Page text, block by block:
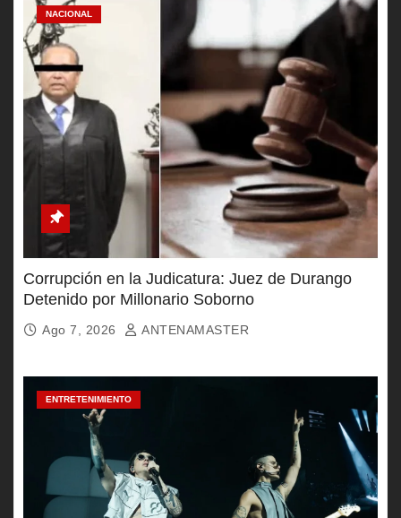
NACIONAL
Corrupción en la Judicatura: Juez de Durango
Detenido por Millonario Soborno
Ago 7, 2026 ANTENAMASTER
ENTRETENIMIENTO